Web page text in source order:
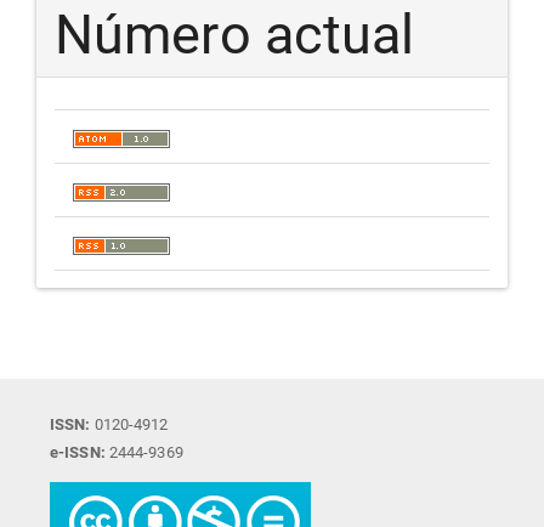
Número actual
ISSN: 0120-4912
e-ISSN: 2444-9369